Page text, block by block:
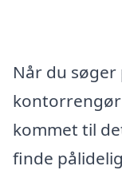
Når du
kommet til
finde